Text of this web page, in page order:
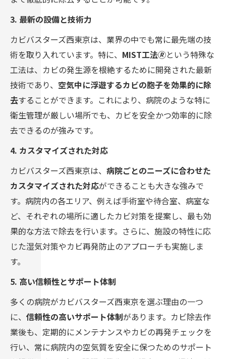
3. 最新の設備と技術力
カビバスターズ西東京は、業界の中でも常に最先端の技
術を取り入れています。特に、 MIST工法🄬という特殊な
工法は、カビの発生源を根絶するために開発された最新
技術であり、 空気中に浮遊するカビの胞子を効果的に除
去することができます。これにより、病院のような特に
衛生管理が厳しい場所でも、カビを安全かつ効率的に除
去できるのが強みです。
4. カスタマイズされた対応
カビバスターズ西東京は、 病院ごとのニーズに合わせた
カスタマイズされた対応ができることも大きな強みで
す。病院内の各エリア、例えば手術室や待合室、病室な
ど、それぞれの場所に適したカビ対策を提案し、最も効
果的な方法で除去を行います。さらに、施設の特性に応
じた湿気対策やカビ再発防止のアプローチも実施しま
す。
5. 高い信頼性とサポート体制
多くの病院がカビバスターズ西東京を選ぶ理由の一つ
に、 信頼性の高いサポート体制があります。カビ除去作
業後も、定期的にメンテナンスやカビの再発チェックを
行い、常に病院内の空気質を安全に保つためのサポート